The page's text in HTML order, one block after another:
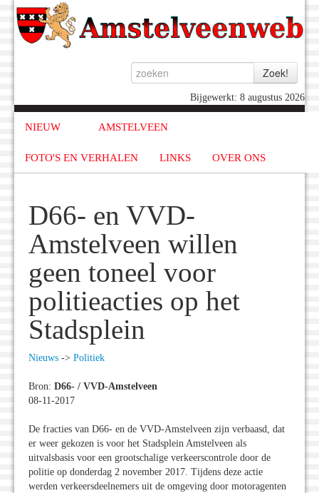
Bijgewerkt: 8 augustus 2026
NIEUW AMSTELVEEN
FOTO'S EN VERHALEN LINKS OVER ONS
D66- en VVD-
Amstelveen willen
geen toneel voor
politieacties op het
Stadsplein
Nieuws -> Politiek
Bron: D66- / VVD-Amstelveen
08-11-2017
De fracties van D66- en de VVD-Amstelveen zijn verbaasd, dat
er weer gekozen is voor het Stadsplein Amstelveen als
uitvalsbasis voor een grootschalige verkeerscontrole door de
politie op donderdag 2 november 2017. Tijdens deze actie
werden verkeersdeelnemers uit de omgeving door motoragenten